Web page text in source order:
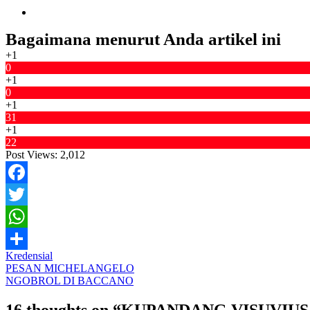
Bagaimana menurut Anda artikel ini
+1
0
+1
0
+1
31
+1
22
Post Views: 2,012
Facebook
Twitter
WhatsApp
Share
Kredensial
Post
navigation
PESAN MICHELANGELO
NGOBROL DI BACCANO